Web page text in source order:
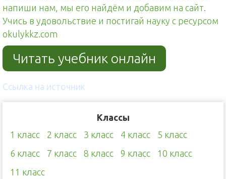
напиши нам, мы его найдём и добавим на сайт.
Учись в удовольствие и постигай науку с ресурсом
okulykkz.com
Читать учебник онлайн
Ссылка на источник
Классы
1 класс
2 класс 3 класс 4 класс
5 класс
6 класс
7 класс 8 класс 9 класс
10 класс
11 класс